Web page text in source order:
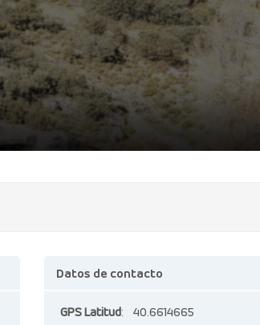
Datos de contacto
GPS Latitud: 40.6614665